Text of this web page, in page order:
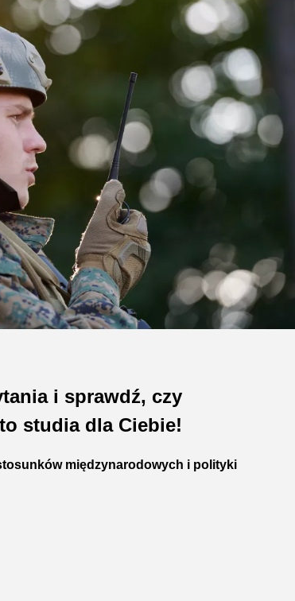
i sprawdź, czy
studia dla Ciebie!
międzynarodowych i polityki